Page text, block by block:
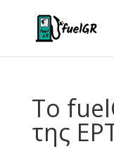
Το
της